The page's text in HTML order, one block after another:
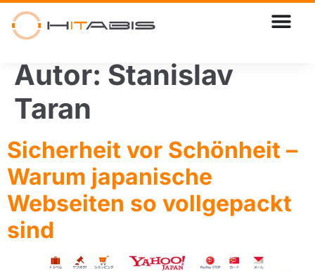
Autor: Stanislav
Taran
Sicherheit vor Schönheit –
Warum japanische
Webseiten so vollgepackt
sind